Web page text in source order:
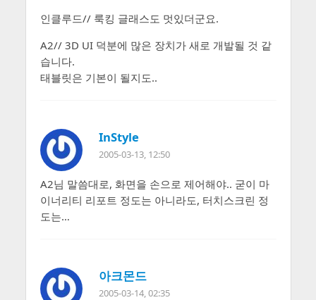
인클루드// 룩킹 글래스도 멋있더군요.
A2// 3D UI 덕분에 많은 장치가 새로 개발될 것 같
습니다.
태블릿은 기본이 될지도..
InStyle
2005-03-13, 12:50
A2님 말씀대로, 화면을 손으로 제어해야.. 굳이 마
이너리티 리포트 정도는 아니라도, 터치스크린 정
도는…
아크몬드
2005-03-14, 02:35